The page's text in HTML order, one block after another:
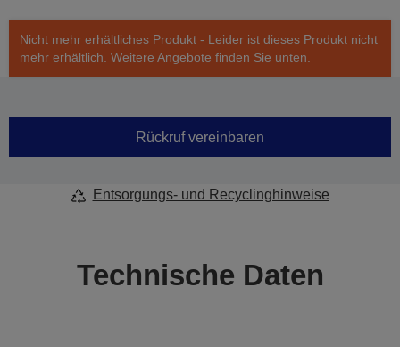
Nicht mehr erhältliches Produkt - Leider ist dieses Produkt nicht
mehr erhältlich. Weitere Angebote finden Sie unten.
Rückruf vereinbaren
Entsorgungs- und Recyclinghinweise
Technische Daten